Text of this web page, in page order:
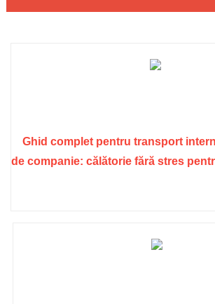
Ghid complet pentru transport
de companie: călătorie fără stres